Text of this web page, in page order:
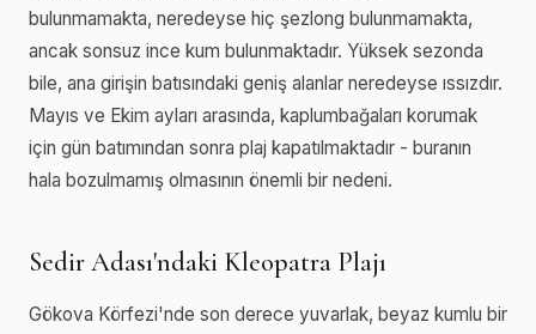
bulunmamakta, neredeyse hiç şezlong bulunmamakta,
ancak sonsuz ince kum bulunmaktadır. Yüksek sezonda
bile, ana girişin batısındaki geniş alanlar neredeyse ıssızdır.
Mayıs ve Ekim ayları arasında, kaplumbağaları korumak
için gün batımından sonra plaj kapatılmaktadır - buranın
hala bozulmamış olmasının önemli bir nedeni.
Sedir Adası'ndaki Kleopatra Plajı
Gökova Körfezi'nde son derece yuvarlak, beyaz kumlu bir